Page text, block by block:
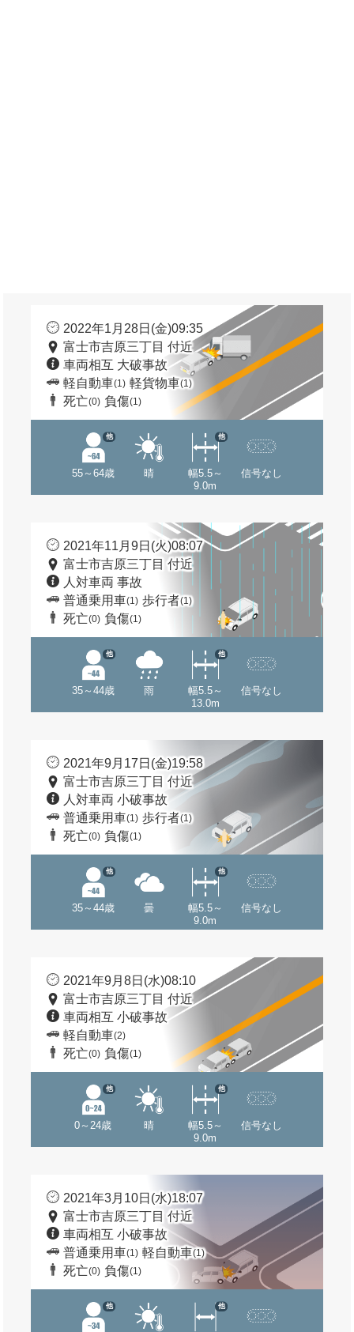
2022年1月28日(金)09:35
富士市吉原三丁目 付近
車両相互 大破事故
軽自動車(1) 軽貨物車(1)
死亡(0) 負傷(1)
55～64歳
他
晴
幅5.5～
9.0m
他
信号なし
2021年11月9日(火)08:07
富士市吉原三丁目 付近
人対車両 事故
普通乗用車(1) 歩行者(1)
死亡(0) 負傷(1)
35～44歳
他
雨
幅5.5～
13.0m
他
信号なし
2021年9月17日(金)19:58
富士市吉原三丁目 付近
人対車両 小破事故
普通乗用車(1) 歩行者(1)
死亡(0) 負傷(1)
35～44歳
他
曇
幅5.5～
9.0m
他
信号なし
2021年9月8日(水)08:10
富士市吉原三丁目 付近
車両相互 小破事故
軽自動車(2)
死亡(0) 負傷(1)
0～24歳
他
晴
幅5.5～
9.0m
他
信号なし
2021年3月10日(水)18:07
富士市吉原三丁目 付近
車両相互 小破事故
普通乗用車(1) 軽自動車(1)
死亡(0) 負傷(1)
他 他